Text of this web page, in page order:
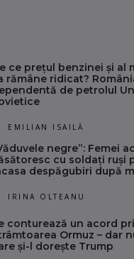
ce prețul benzinei și al
rămâne ridicat?
de petrolul
EMILIAN ISAILĂ
negre”: Femei
cu soldați ruși
despăgubiri după
IRINA OLTEANU
conturează un acord
Ormuz – dar
și-l dorește Trump